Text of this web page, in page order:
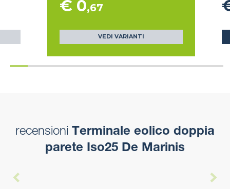
€ 0,67
VEDI VARIANTI
recensioni Terminale eolico doppia
parete Iso25 De Marinis